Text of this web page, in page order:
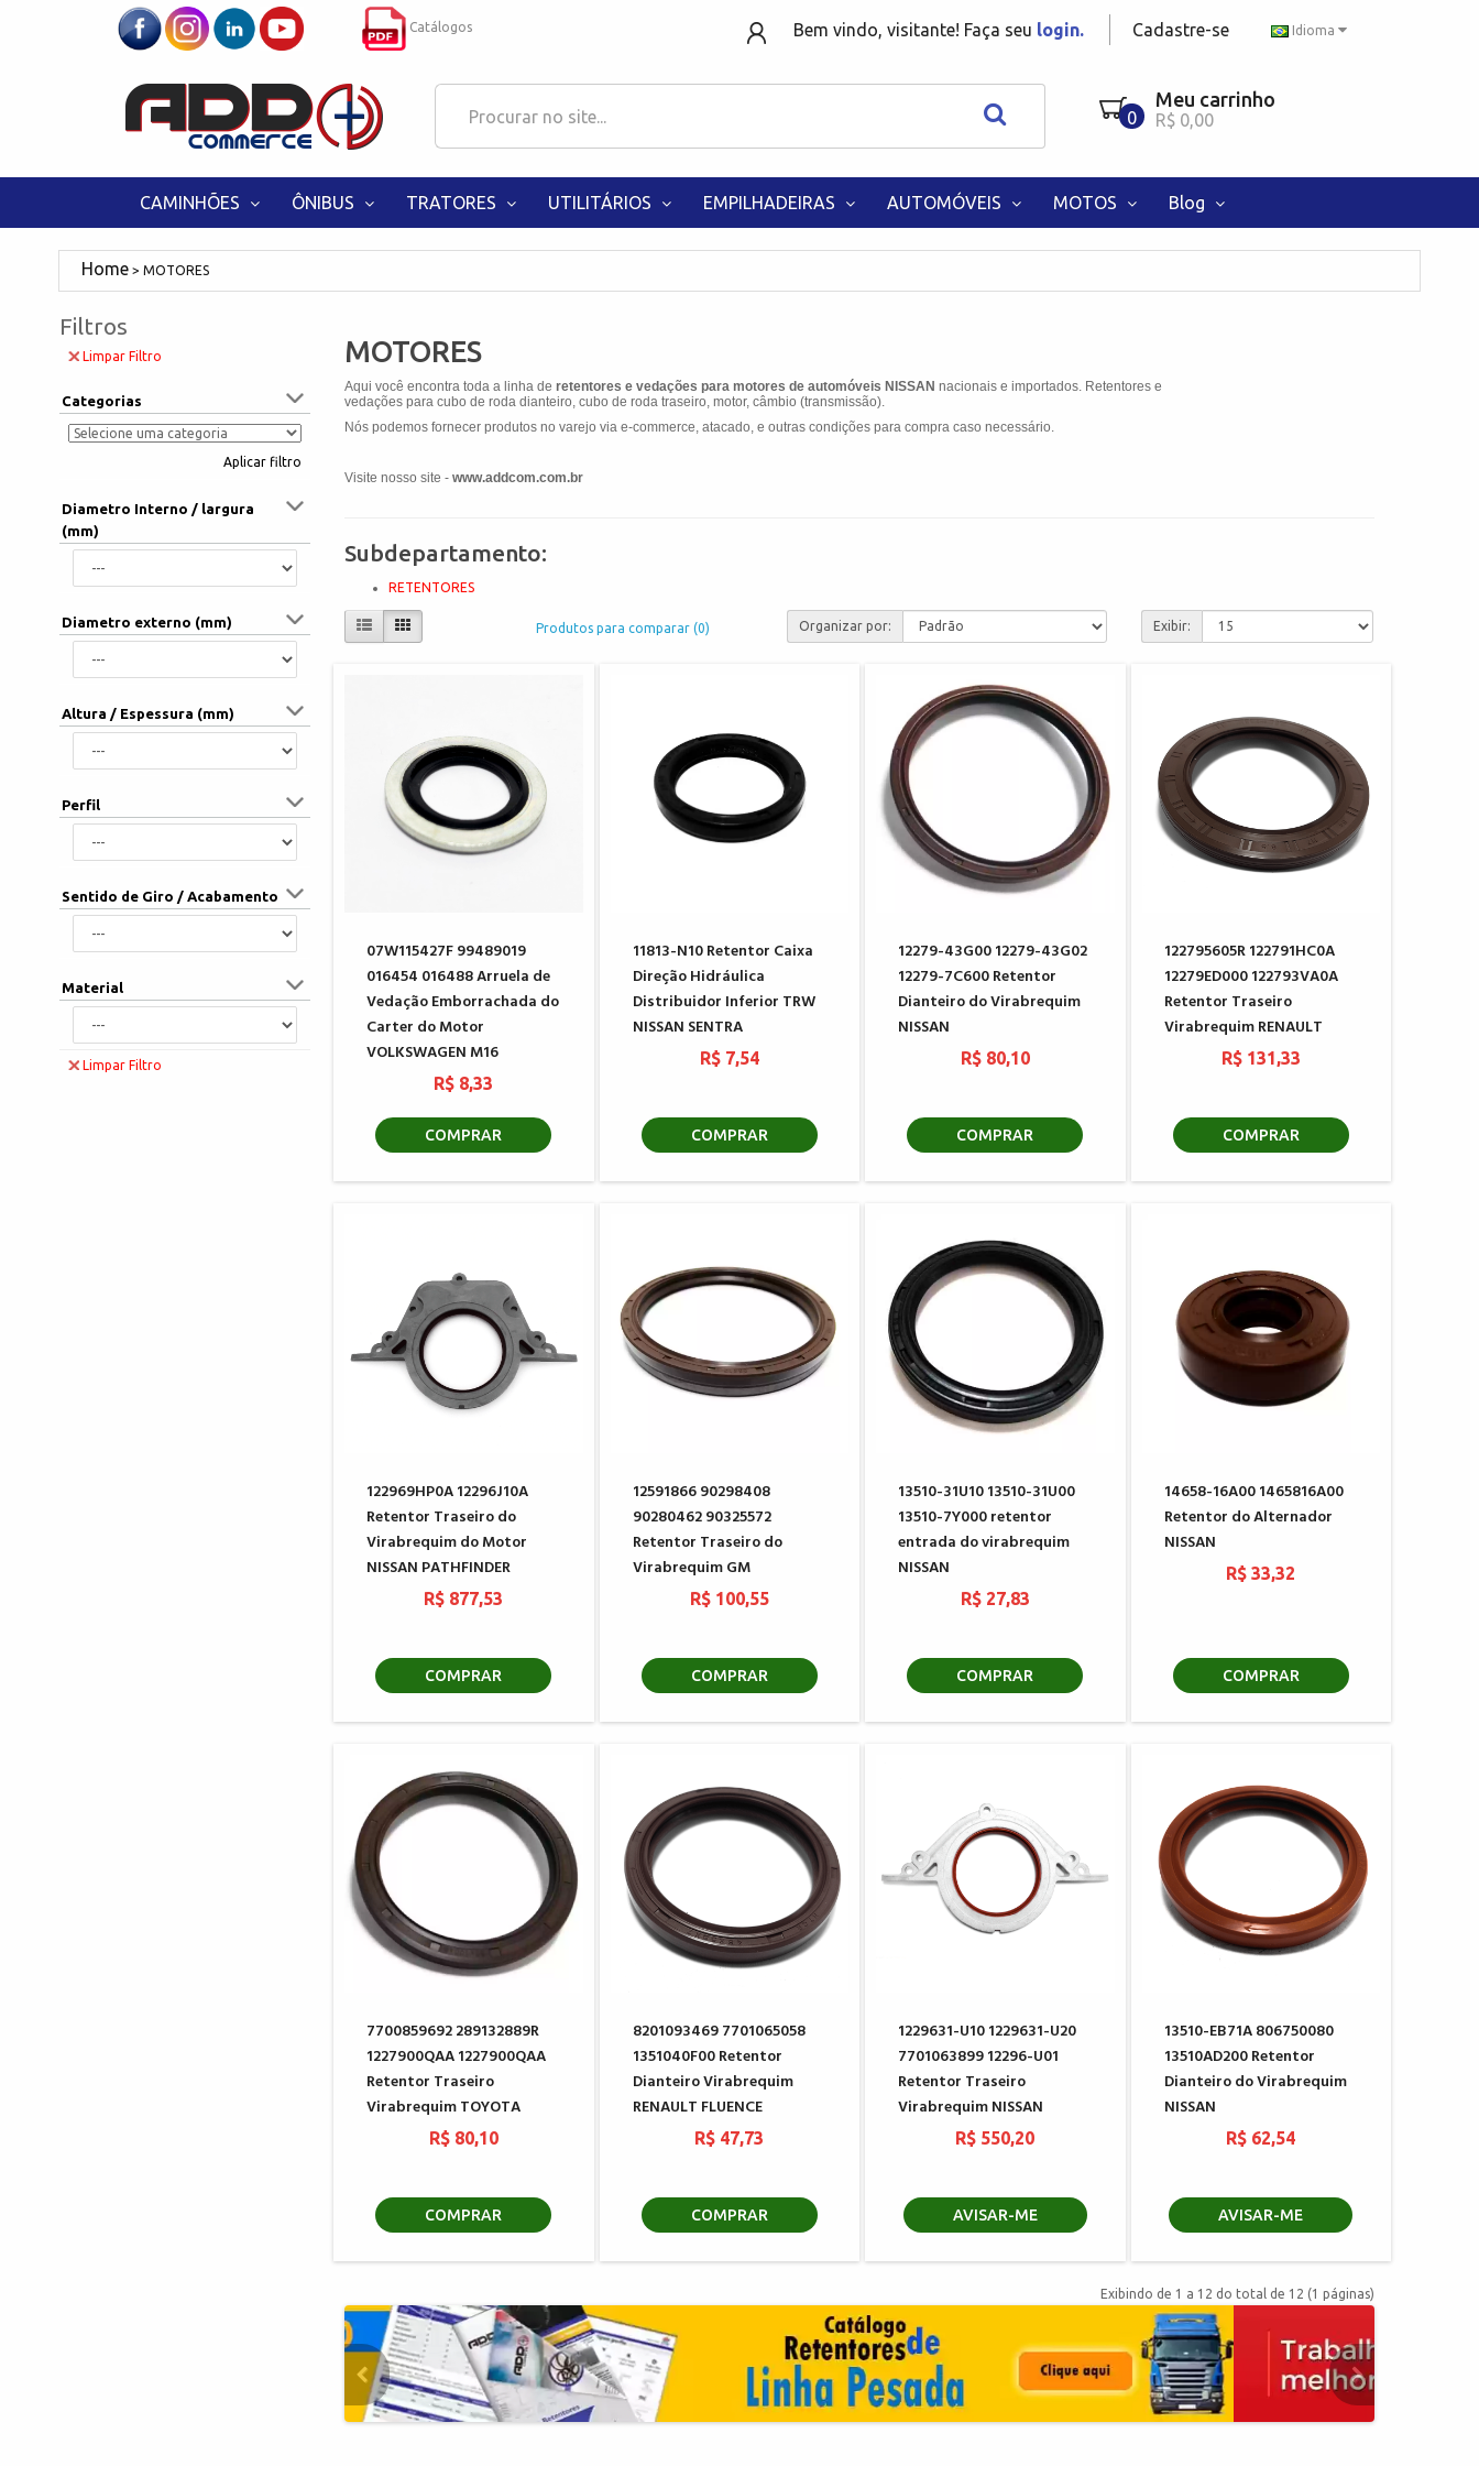
Idioma
Catálogos Bem vindo, visitante! Faça seu login. Cadastre-se
0
Meu carrinho
R$ 0,00
CAMINHÕES ÔNIBUS TRATORES UTILITÁRIOS EMPILHADEIRAS AUTOMÓVEIS MOTOS Blog
MOTORES
Filtros
Limpar Filtro
Categorias
Aplicar filtro
Diametro Interno / largura
(mm)
Diametro externo (mm)
Altura / Espessura (mm)
Perfil
Sentido de Giro / Acabamento
Material
Limpar Filtro
MOTORES
Aqui você encontra toda a linha de retentores e vedações para motores de automóveis NISSAN nacionais e importados. Retentores e
vedações para cubo de roda dianteiro, cubo de roda traseiro, motor, câmbio (transmissão).
Nós podemos fornecer produtos no varejo via e-commerce, atacado, e outras condições para compra caso necessário.
Visite nosso site - www.addcom.com.br
Subdepartamento:
RETENTORES
Produtos para comparar (0) Organizar por: Exibir:
07W115427F 99489019
016454 016488 Arruela de
Vedação Emborrachada do
Carter do Motor
VOLKSWAGEN M16
R$ 8,33
COMPRAR
11813-N10 Retentor Caixa
Direção Hidráulica
Distribuidor Inferior TRW
NISSAN SENTRA
R$ 7,54
COMPRAR
12279-43G00 12279-43G02
12279-7C600 Retentor
Dianteiro do Virabrequim
NISSAN
R$ 80,10
COMPRAR
122795605R 122791HC0A
12279ED000 122793VA0A
Retentor Traseiro
Virabrequim RENAULT
R$ 131,33
COMPRAR
122969HP0A 12296J10A
Retentor Traseiro do
Virabrequim do Motor
NISSAN PATHFINDER
R$ 877,53
COMPRAR
12591866 90298408
90280462 90325572
Retentor Traseiro do
Virabrequim GM
R$ 100,55
COMPRAR
13510-31U10 13510-31U00
13510-7Y000 retentor
entrada do virabrequim
NISSAN
R$ 27,83
COMPRAR
14658-16A00 1465816A00
Retentor do Alternador
NISSAN
R$ 33,32
COMPRAR
7700859692 289132889R
1227900QAA 1227900QAA
Retentor Traseiro
Virabrequim TOYOTA
R$ 80,10
COMPRAR
8201093469 7701065058
1351040F00 Retentor
Dianteiro Virabrequim
RENAULT FLUENCE
R$ 47,73
COMPRAR
1229631-U10 1229631-U20
7701063899 12296-U01
Retentor Traseiro
Virabrequim NISSAN
R$ 550,20
AVISAR-ME
13510-EB71A 806750080
13510AD200 Retentor
Dianteiro do Virabrequim
NISSAN
R$ 62,54
AVISAR-ME
Exibindo de 1 a 12 do total de 12 (1 páginas)